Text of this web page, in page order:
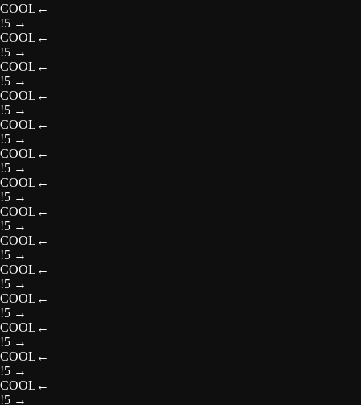
COOL ←
!5 →
COOL ←
!5 →
COOL ←
!5 →
COOL ←
!5 →
COOL ←
!5 →
COOL ←
!5 →
COOL ←
!5 →
COOL ←
!5 →
COOL ←
!5 →
COOL ←
!5 →
COOL ←
!5 →
COOL ←
!5 →
COOL ←
!5 →
COOL ←
!5 →